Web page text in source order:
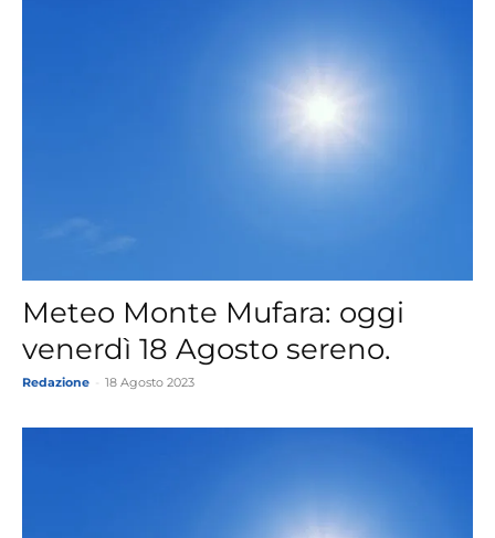
Meteo Monte Mufara: oggi
venerdì 18 Agosto sereno.
Redazione 18 Agosto 2023